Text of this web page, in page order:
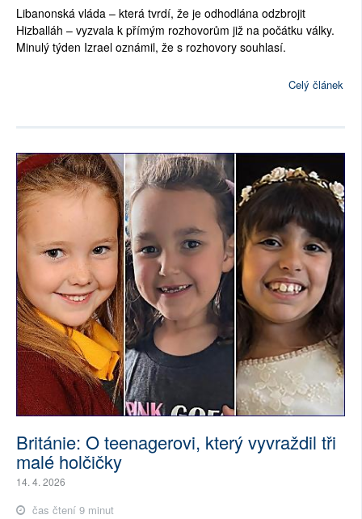
Libanonská vláda – která tvrdí, že je odhodlána odzbrojit
Hizballáh – vyzvala k přímým rozhovorům již na počátku války.
Minulý týden Izrael oznámil, že s rozhovory souhlasí.
Celý článek
Británie: O teenagerovi, který vyvraždil tři
malé holčičky
14. 4. 2026
čas čtení 9 minut